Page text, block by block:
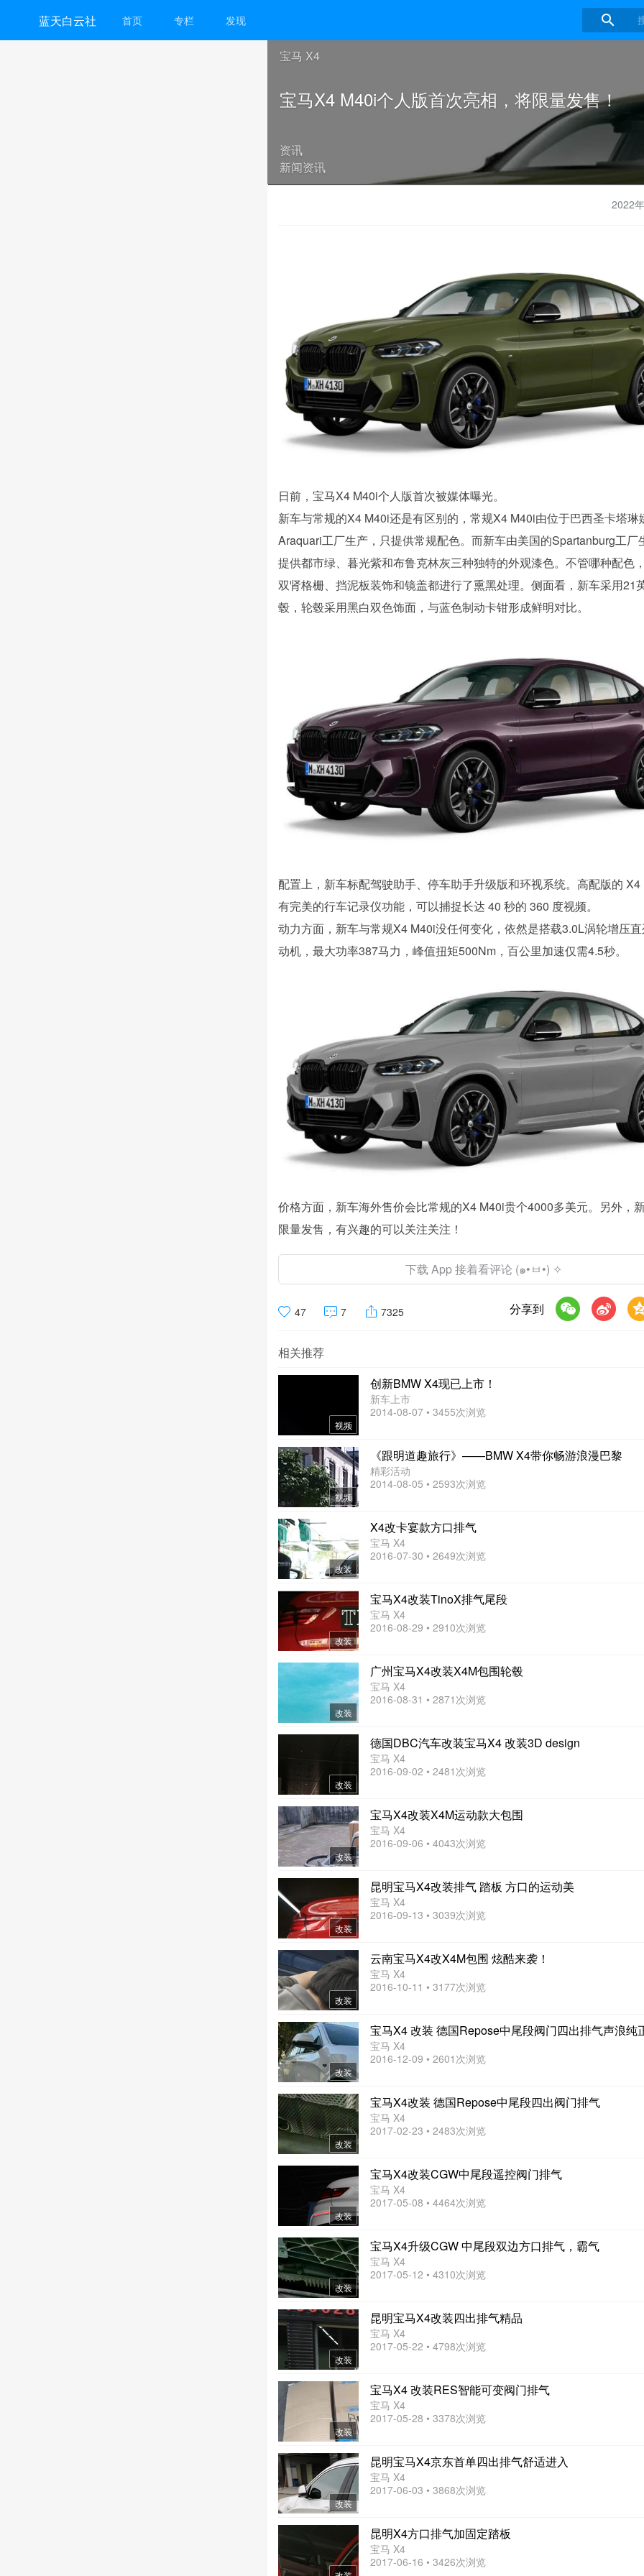
蓝天白云社 首页 专栏 发现 
宝马 X4
宝马X4 M40i个人版首次亮相，将限量发售！
资讯
新闻资讯
2022
日前，宝马X4 M40i个人版首次被媒体曝光。
新车与常规的X4 M40i还是有区别的，常规X4 M40i由位于巴西圣卡塔琳
Araquari工厂生产，只提供常规配色。而新车由美国的Spartanburg工厂
提供都市绿、暮光紫和布鲁克林灰三种独特的外观漆色。不管哪种配色
双肾格栅、挡泥板装饰和镜盖都进行了熏黑处理。侧面看，新车采用21
毂，轮毂采用黑白双色饰面，与蓝色制动卡钳形成鲜明对比。
配置上，新车标配驾驶助手、停车助手升级版和环视系统。高配版的 X4
有完美的行车记录仪功能，可以捕捉长达 40 秒的 360 度视频。
动力方面，新车与常规X4 M40i没任何变化，依然是搭载3.0L涡轮增压
动机，最大功率387马力，峰值扭矩500Nm，百公里加速仅需4.5秒。
价格方面，新车海外售价会比常规的X4 M40i贵个4000多美元。另外，
限量发售，有兴趣的可以关注关注！
下载 App 接着看评论 (๑•ㅂ•) ✧
47 7 7325 分享到
相关推荐
视频
创新BMW X4现已上市！
新车上市
2014-08-07 • 3455次浏览
视频
《跟明道趣旅行》——BMW X4带你畅游浪漫巴黎
精彩活动
2014-08-05 • 2593次浏览
改装
X4改卡宴款方口排气
宝马 X4
2016-07-30 • 2649次浏览
改装
宝马X4改装TinoX排气尾段
宝马 X4
2016-08-29 • 2910次浏览
改装
广州宝马X4改装X4M包围轮毂
宝马 X4
2016-08-31 • 2871次浏览
改装
德国DBC汽车改装宝马X4 改装3D design
宝马 X4
2016-09-02 • 2481次浏览
改装
宝马X4改装X4M运动款大包围
宝马 X4
2016-09-06 • 4043次浏览
改装
昆明宝马X4改装排气 踏板 方口的运动美
宝马 X4
2016-09-13 • 3039次浏览
改装
云南宝马X4改X4M包围 炫酷来袭！
宝马 X4
2016-10-11 • 3177次浏览
改装
宝马X4 改装 德国Repose中尾段阀门四出排气声浪纯
宝马 X4
2016-12-09 • 2601次浏览
改装
宝马X4改装 德国Repose中尾段四出阀门排气
宝马 X4
2017-02-23 • 2483次浏览
改装
宝马X4改装CGW中尾段遥控阀门排气
宝马 X4
2017-05-08 • 4464次浏览
改装
宝马X4升级CGW 中尾段双边方口排气，霸气
宝马 X4
2017-05-12 • 4310次浏览
改装
昆明宝马X4改装四出排气精品
宝马 X4
2017-05-22 • 4798次浏览
改装
宝马X4 改装RES智能可变阀门排气
宝马 X4
2017-05-28 • 3378次浏览
改装
昆明宝马X4京东首单四出排气舒适进入
宝马 X4
2017-06-03 • 3868次浏览
昆明X4方口排气加固定踏板
宝马 X4
2017-06-16 • 3426次浏览